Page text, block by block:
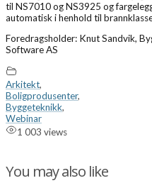
til NS7010 og NS3925 og
automatisk i henhold til
Foredragsholder: Knut Sandvik,
Software AS
Arkitekt,
Boligprodusenter,
Byggeteknikk,
Webinar
1 003 views
You may also like